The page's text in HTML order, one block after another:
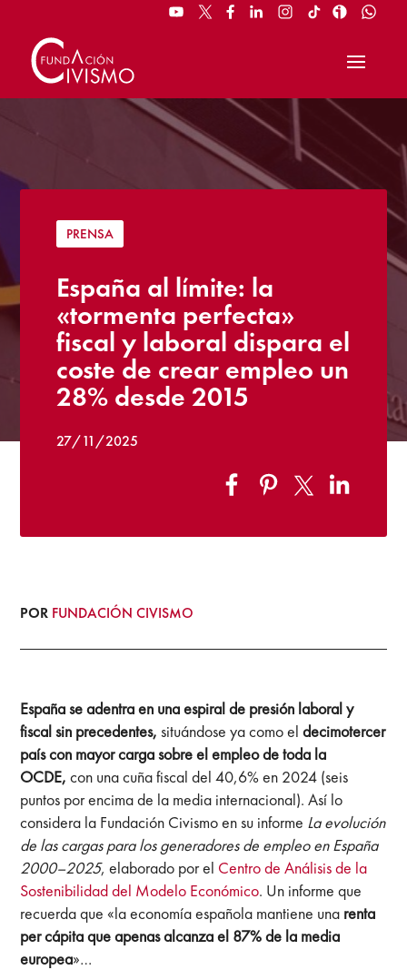
PRENSA
España al límite: la
«tormenta perfecta»
fiscal y laboral dispara el
coste de crear empleo un
28% desde 2015
27/11/2025
POR FUNDACIÓN CIVISMO
España se adentra en una espiral de presión laboral y
fiscal sin precedentes,situándose ya como eldecimotercer
país con mayor carga sobre el empleo de toda la
OCDE,con una cuña fiscal del 40,6% en 2024 (seis
puntos por encima de la media internacional). Así lo
considera la Fundación Civismo en su informe La evolución
de las cargas para los generadores de empleo en España
2000–2025, elaborado por el Centro de Análisis de la
Sostenibilidad del Modelo Económico. Un informe que
recuerda que «la economía española mantiene una renta
per cápita que apenas alcanza el 87% de la media
europea»…